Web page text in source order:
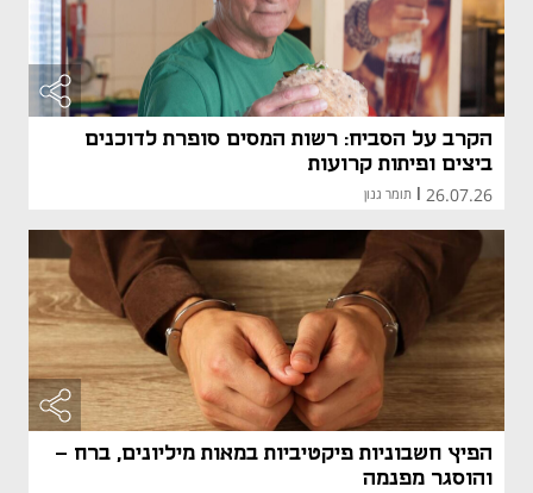
הקרב על הסביח: רשות המסים סופרת לדוכנים
ביצים ופיתות קרועות
26.07.26
| תומר גנון
הפיץ חשבוניות פיקטיביות במאות מיליונים, ברח –
והוסגר מפנמה